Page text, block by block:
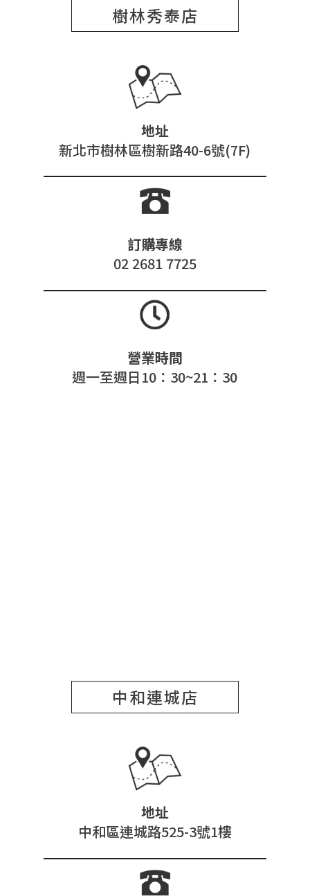
樹林秀泰店
地址
新北市樹林區樹新路40-6號(7F)
訂購專線
02 2681 7725
營業時間
週一至週日10：30~21：30
中和連城店
地址
中和區連城路525-3號1樓